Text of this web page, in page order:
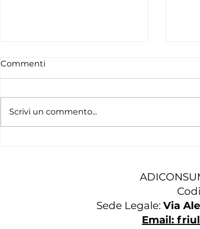
Commenti
Scrivi un commento...
Sede Legale: Via
Email: